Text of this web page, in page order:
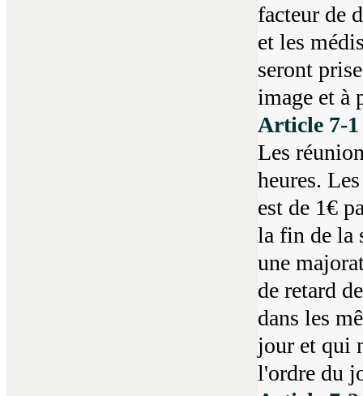
facteur de
et les
seront
image et à
Article 7-
Les
heures.
est de 1€
la fin de la
une
de retard
dans les
jour et qui
l'ordre du